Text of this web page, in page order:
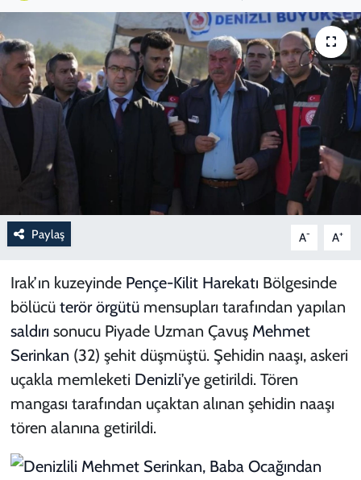
Paylaş A- A+
Irak’ın kuzeyinde Pençe-Kilit Harekatı Bölgesinde
bölücü terör örgütümensupları tarafından yapılan
saldırı sonucu Piyade Uzman Çavuş Mehmet
Serinkan (32) şehit düşmüştü. Şehidin naaşı, askeri
uçakla memleketi Denizli’ye getirildi. Tören
mangası tarafından uçaktan alınan şehidin naaşı
tören alanına getirildi.